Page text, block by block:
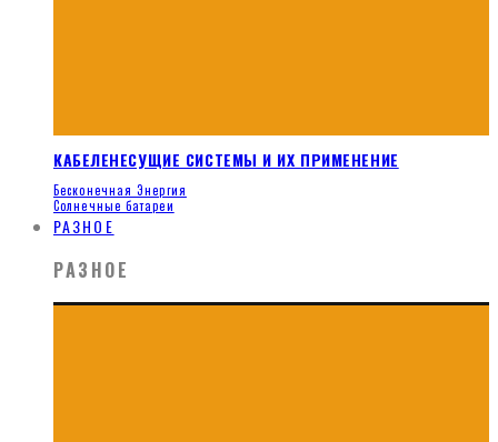
КАБЕЛЕНЕСУЩИЕ СИСТЕМЫ И ИХ ПРИМЕНЕНИЕ
Бесконечная Энергия
Солнечные батареи
РАЗНОЕ
РАЗНОЕ